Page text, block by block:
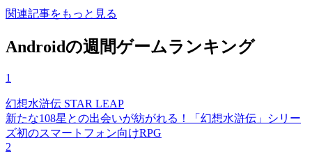
関連記事をもっと見る
Androidの週間ゲームランキング
1
幻想水滸伝 STAR LEAP
新たな108星との出会いが紡がれる！「幻想水滸伝」シリー
ズ初のスマートフォン向けRPG
2